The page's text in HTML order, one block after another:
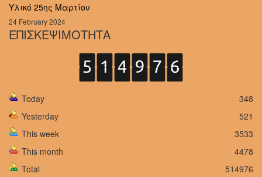
Υλικό 25ης Μαρτίου
24 February 2024
ΕΠΙΣΚΕΨΙΜΟΤΗΤΑ
Today
348
Yesterday
521
This week
3533
This month
4478
Total
514976